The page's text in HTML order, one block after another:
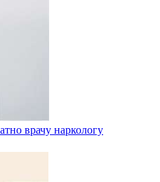
врачу наркологу